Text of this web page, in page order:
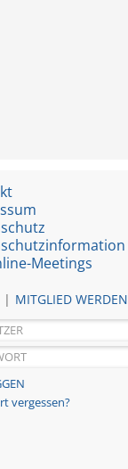
Meetings
MITGLIED WERDEN
vergessen?